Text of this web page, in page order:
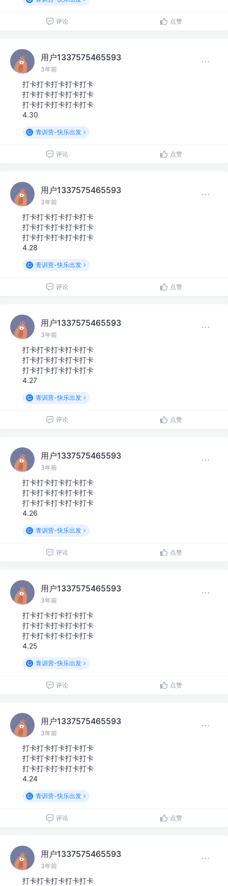
评论 点赞
用户1337575465593
3年前
打卡打卡打卡打卡打卡
打卡打卡打卡打卡打卡
打卡打卡打卡打卡打卡
4.30
青训营-快乐出发
评论 点赞
用户1337575465593
3年前
打卡打卡打卡打卡打卡
打卡打卡打卡打卡打卡
打卡打卡打卡打卡打卡
4.28
青训营-快乐出发
评论 点赞
用户1337575465593
3年前
打卡打卡打卡打卡打卡
打卡打卡打卡打卡打卡
打卡打卡打卡打卡打卡
4.27
青训营-快乐出发
评论 点赞
用户1337575465593
3年前
打卡打卡打卡打卡打卡
打卡打卡打卡打卡打卡
打卡打卡打卡打卡打卡
4.26
青训营-快乐出发
评论 点赞
用户1337575465593
3年前
打卡打卡打卡打卡打卡
打卡打卡打卡打卡打卡
打卡打卡打卡打卡打卡
4.25
青训营-快乐出发
评论 点赞
用户1337575465593
3年前
打卡打卡打卡打卡打卡
打卡打卡打卡打卡打卡
打卡打卡打卡打卡打卡
4.24
青训营-快乐出发
评论 点赞
用户1337575465593
3年前
打卡打卡打卡打卡打卡